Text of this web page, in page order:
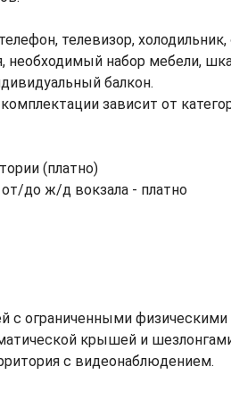
телевизор,
необходимый набор мебели,
балкон.
зависит от
(платно)
до ж/д вокзала - платно
с ограниченными
крышей и
с видеонаблюдением.